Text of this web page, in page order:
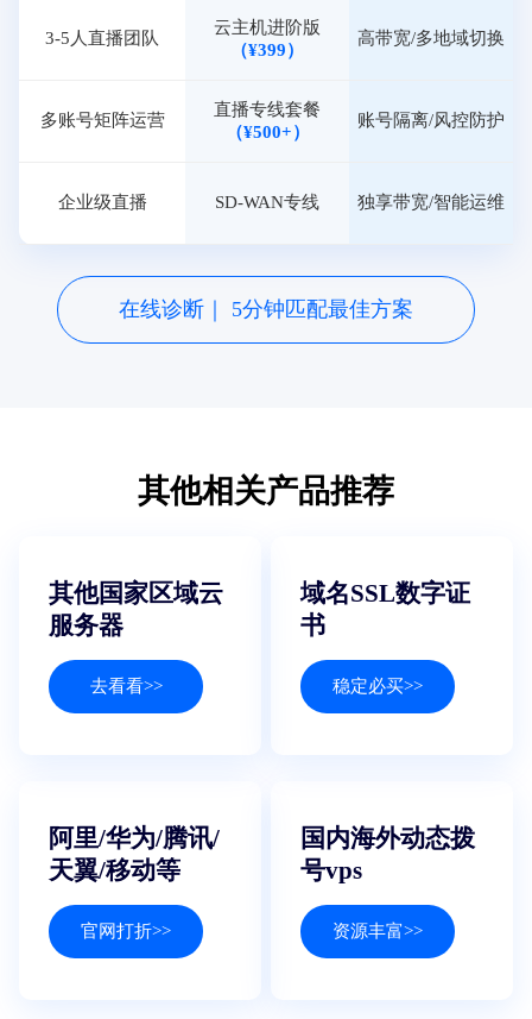
3-5人直播团队
云主机进阶版
（¥399）
高带宽/多地域切换
多账号矩阵运营
直播专线套餐
（¥500+）
账号隔离/风控防护
企业级直播 SD-WAN专线 独享带宽/智能运维
在线诊断｜ 5分钟匹配最佳方案
其他相关产品推荐
其他国家区域云
服务器
去看看>>
域名SSL数字证
书
稳定必买>>
阿里/华为/腾讯/
天翼/移动等
官网打折>>
国内海外动态拨
号vps
资源丰富>>